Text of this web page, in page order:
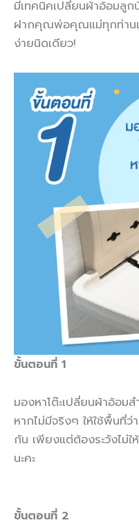
มีเทคนิคเปลี่ยนผ้าอ้อมลูก
ฝากคุณพ่อคุณแม่ทุกท่านเ
ง่ายนิดเดียว!
ขั้นตอนที่ 1
มองหาโต๊ะเปลี่ยนผ้าอ้อม
หากไม่มีจริงๆ ให้ใช้พื้นที่
กัน เพียงแต่ต้องระวังไม่
นะคะ
ขั้นตอนที่ 2